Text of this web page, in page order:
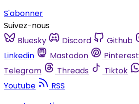
S'abonner
Suivez-nous
Bluesky
Discord Github
Linkedin
Mastodon Pinterest
Telegram
Threads Tiktok
Youtube
RSS